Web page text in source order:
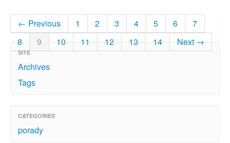
← Previous 1 2 3 4 5 6
7
8
9 10 11 12 13 14 Next →
SITE
Archives
Tags
CATEGORIES
porady